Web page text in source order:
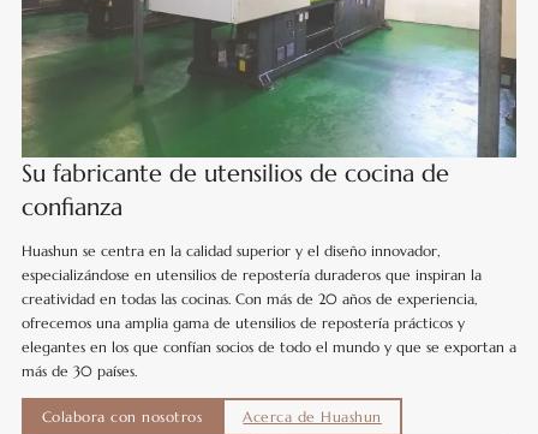
Su fabricante de utensilios de cocina de
confianza
Huashun se centra en la calidad superior y el diseño innovador,
especializándose en utensilios de repostería duraderos que inspiran la
creatividad en todas las cocinas. Con más de 20 años de experiencia,
ofrecemos una amplia gama de utensilios de repostería prácticos y
elegantes en los que confían socios de todo el mundo y que se exportan a
más de 30 países.
Colabora con nosotros Acerca de Huashun